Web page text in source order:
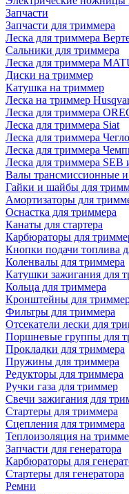
Запчасти
Запчасти для триммера
Леска для триммера
Сальники для триммера
Леска для триммера
Диски на триммер
Катушка на триммер
Леска на триммер
Леска для триммера
Леска для триммера Siat
Леска для триммера
Леска для триммера
Леска для триммера
Валы трансмиссионные
Гайки и шайбы для
Амортизаторы для
Оснастка для триммера
Канаты для стартера
Карбюраторы для
Кнопки подачи топлива
Коленвалы для триммера
Катушки зажигания для
Кольца для триммера
Кронштейны для
Фильтры для триммера
Отсекатели лески для
Поршневые группы для
Прокладки для триммера
Пружины для триммера
Редукторы для триммера
Ручки газа для триммер
Свечи зажигания для
Стартеры для триммера
Сцепления для триммера
Теплоизоляция на
Запчасти для генератора
Карбюраторы для
Стартеры для генератора
Ремни